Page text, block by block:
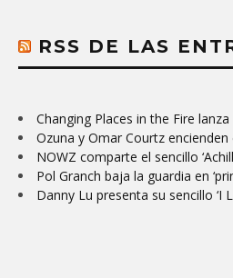
RSS DE LAS
Changing Places in the Fire lanza
Ozuna y Omar Courtz encienden
NOWZ comparte el sencillo
Pol Granch baja la guardia en
Danny Lu presenta su sencillo ‘I